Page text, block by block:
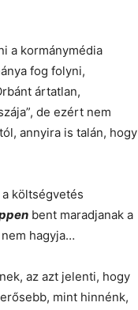
a kormánymédia
fog folyni,
ártatlan,
de ezért nem
annyira is talán, hogy
költségvetés
bent maradjanak a
hagyja…
az azt jelenti, hogy
mint hinnénk,